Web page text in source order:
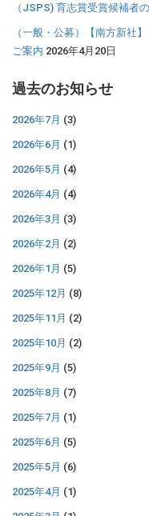
（JSPS) 育志賞受賞候補者
（一般・公募）【南方新社
ご案内 2026年4月20日
過去のお知らせ
2026年7月 (3)
2026年6月 (1)
2026年5月 (4)
2026年4月 (4)
2026年3月 (3)
2026年2月 (2)
2026年1月 (5)
2025年12月 (8)
2025年11月 (2)
2025年10月 (2)
2025年9月 (5)
2025年8月 (7)
2025年7月 (1)
2025年6月 (5)
2025年5月 (6)
2025年4月 (1)